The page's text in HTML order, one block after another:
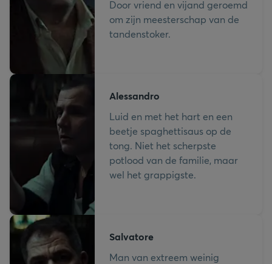
Door vriend en vijand geroemd
om zijn meesterschap van de
tandenstoker.
Alessandro
Luid en met het hart en een
beetje spaghettisaus op de
tong. Niet het scherpste
potlood van de familie, maar
wel het grappigste.
Salvatore
Man van extreem weinig